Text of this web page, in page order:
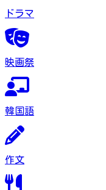
ドラマ
映画祭
韓国語
作文